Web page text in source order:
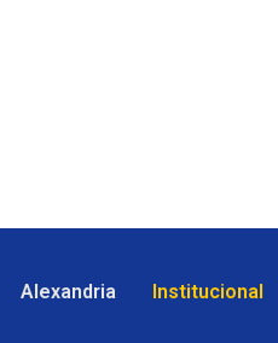
Alexandria Institucional